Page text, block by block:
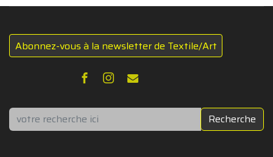
Abonnez-vous à la newsletter de Textile/Art
Rechercher Recherche